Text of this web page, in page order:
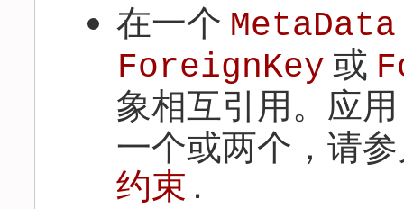
在一个
ForeignKey 或
象相互引用。应用
一个或两个，请
约束 .